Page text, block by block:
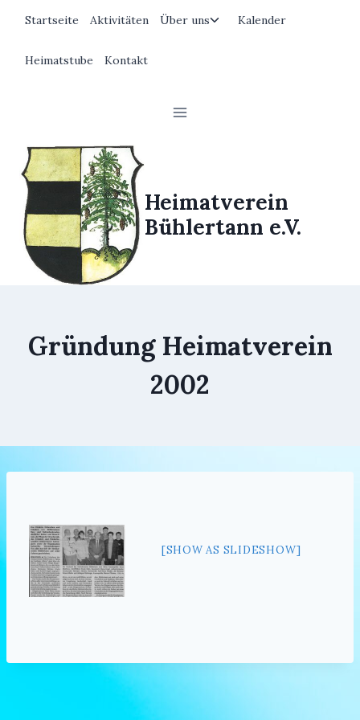
springen
Startseite Aktivitäten Über uns
Untermenü
Kalender
Heimatstube Kontakt
Heimatverein
Bühlertann e.V.
Gründung Heimatverein
2002
[SHOW AS SLIDESHOW]